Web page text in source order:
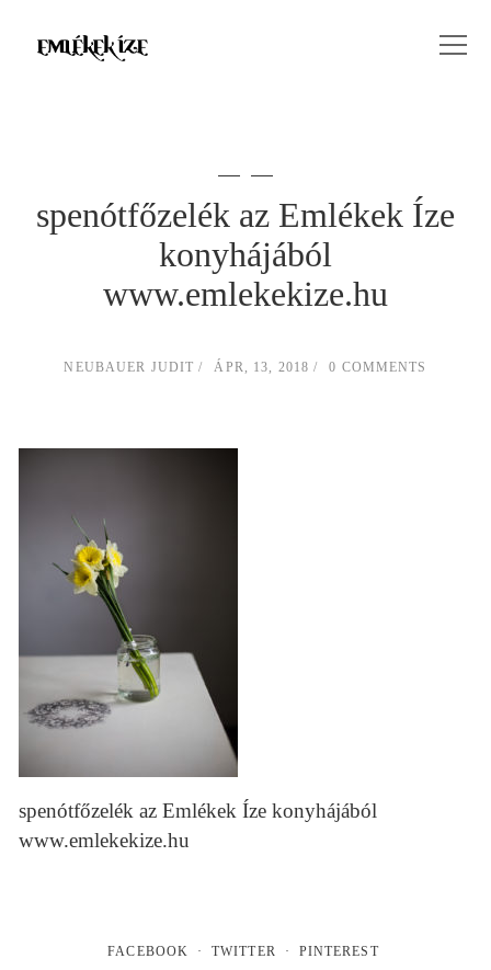
spenótfőzelék az Emlékek Íze
konyhájából
www.emlekekize.hu
NEUBAUER JUDIT ÁPR, 13, 2018 0 COMMENTS
spenótfőzelék az Emlékek Íze konyhájából
www.emlekekize.hu
FACEBOOK TWITTER PINTEREST